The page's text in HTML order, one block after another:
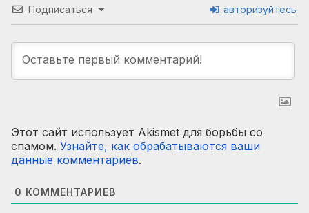
Подписаться авторизуйтесь
Этот сайт использует Akismet для борьбы со
спамом. Узнайте, как обрабатываются ваши
данные комментариев.
0 КОММЕНТАРИЕВ